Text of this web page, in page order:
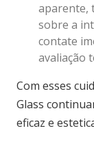
aparente,
sobre a
contate
avaliação
Com esses
Glass
eficaz e